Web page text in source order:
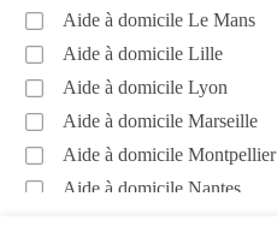
Aide à domicile Le Mans
Aide à domicile Lille
Aide à domicile Lyon
Aide à domicile Marseille
Aide à domicile Montpellier
Aide à domicile Nantes